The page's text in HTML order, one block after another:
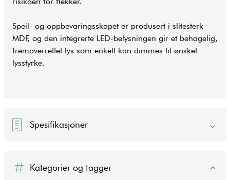
Speil- og oppbevaringsskapet er produsert i slitesterk
MDF, og den integrerte LED-belysningen gir et behagelig,
fremoverrettet lys som enkelt kan dimmes til ønsket
lysstyrke.
Spesifikasjoner
Kategorier og tagger